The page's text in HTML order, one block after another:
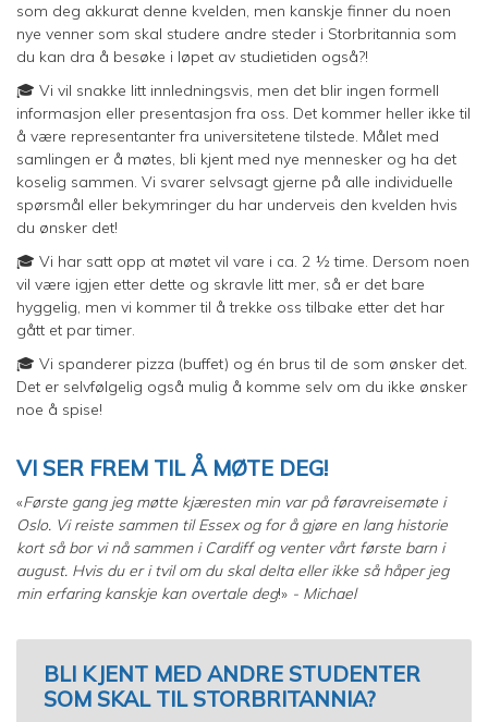
som deg akkurat denne kvelden, men kanskje finner du noen
nye venner som skal studere andre steder i Storbritannia som
du kan dra å besøke i løpet av studietiden også?!
🎓 Vi vil snakke litt innledningsvis, men det blir ingen formell
informasjon eller presentasjon fra oss. Det kommer heller ikke til
å være representanter fra universitetene tilstede. Målet med
samlingen er å møtes, bli kjent med nye mennesker og ha det
koselig sammen. Vi svarer selvsagt gjerne på alle individuelle
spørsmål eller bekymringer du har underveis den kvelden hvis
du ønsker det!
🎓 Vi har satt opp at møtet vil vare i ca. 2 ½ time. Dersom noen
vil være igjen etter dette og skravle litt mer, så er det bare
hyggelig, men vi kommer til å trekke oss tilbake etter det har
gått et par timer.
🎓 Vi spanderer pizza (buffet) og én brus til de som ønsker det.
Det er selvfølgelig også mulig å komme selv om du ikke ønsker
noe å spise!
VI SER FREM TIL Å MØTE DEG!
«Første gang jeg møtte kjæresten min var på føravreisemøte i
Oslo. Vi reiste sammen til Essex og for å gjøre en lang historie
kort så bor vi nå sammen i Cardiff og venter vårt første barn i
august. Hvis du er i tvil om du skal delta eller ikke så håper jeg
min erfaring kanskje kan overtale deg!» - Michael
BLI KJENT MED ANDRE STUDENTER
SOM SKAL TIL STORBRITANNIA?